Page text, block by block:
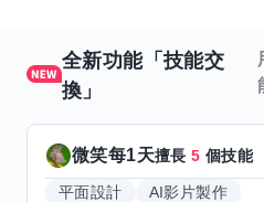
全新功能「技能交
換」
微笑每1天擅長5 個技能
平面設計
AI影片製作